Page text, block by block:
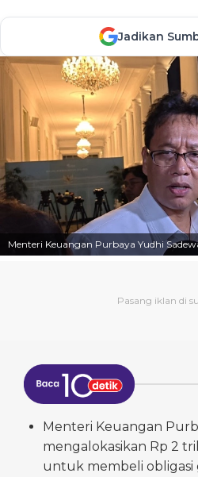
Jadikan
Menteri Keuangan Purbaya Yudhi
Menteri Keuangan
mengalokasikan Rp 2
untuk membeli obligasi